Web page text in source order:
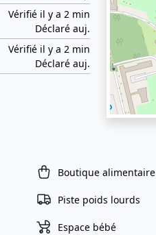
Vérifié il y a 2 min
Déclaré auj.
Vérifié il y a 2 min
Déclaré auj.
Boutique alimentaire
Piste poids lourds
Espace bébé